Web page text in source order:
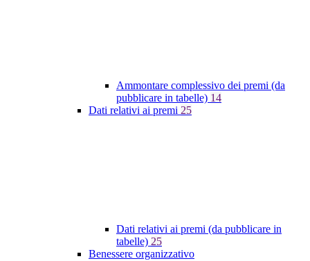
Ammontare complessivo dei premi (da
pubblicare in tabelle) 14
Dati relativi ai premi 25
Dati relativi ai premi (da pubblicare in
tabelle) 25
Benessere organizzativo